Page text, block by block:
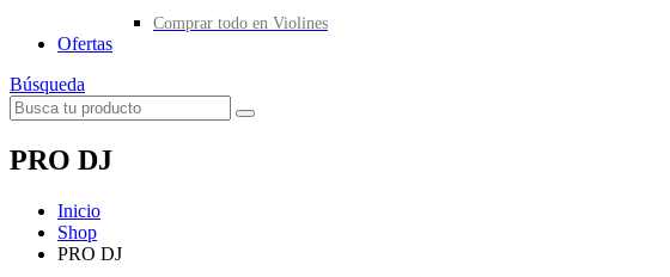
Comprar todo en Violines
Ofertas
Búsqueda
PRO DJ
Inicio
Shop
PRO DJ